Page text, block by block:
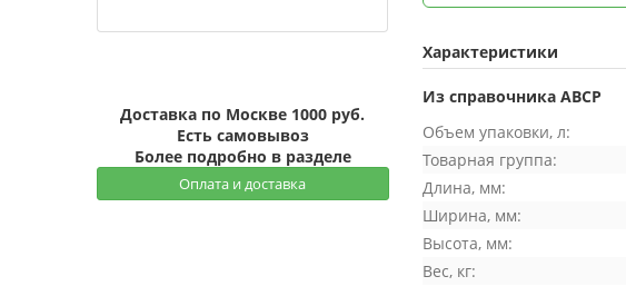
Доставка по Москве 1000 руб.
Есть самовывоз
Более подробно в разделе
Оплата и доставка
Характеристики
Из справочника ABCP
Объем упаковки, л:
Товарная группа:
Длина, мм:
Ширина, мм:
Высота, мм:
Вес, кг: